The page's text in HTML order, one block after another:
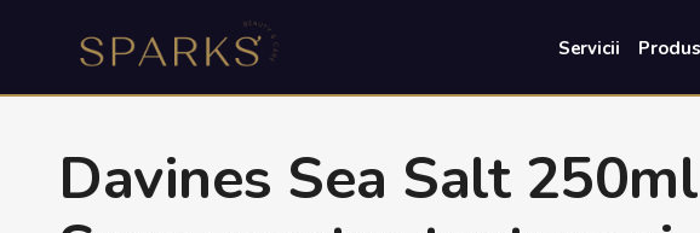
Servicii
Davines Sea Salt